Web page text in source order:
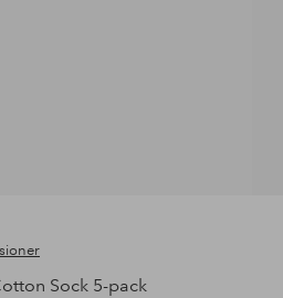
Sock 5-pack